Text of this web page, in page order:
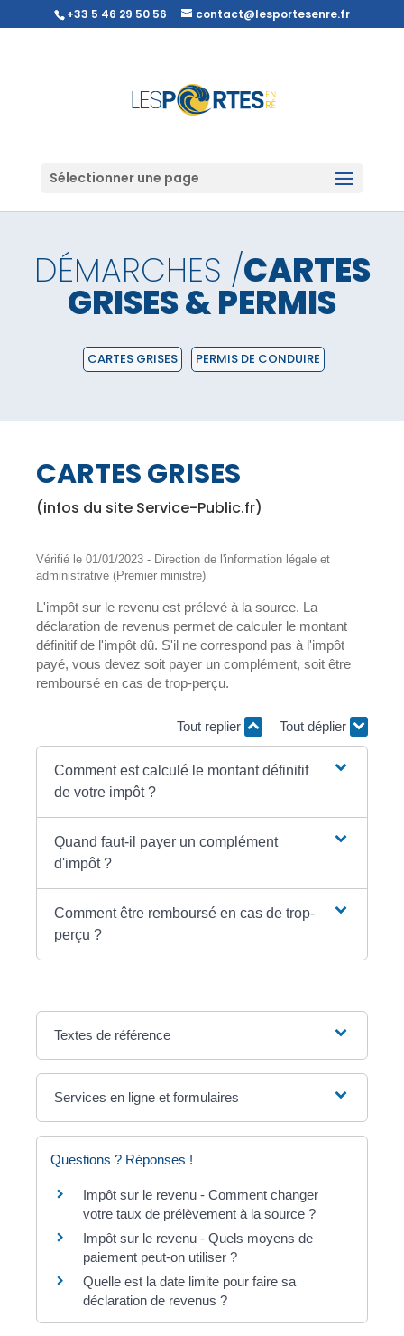
+33 5 46 29 50 56 contact@lesportesenre.fr
Sélectionner une page
DÉMARCHES /CARTES
GRISES & PERMIS
CARTES GRISES PERMIS DE CONDUIRE
CARTES GRISES
(infos du site Service-Public.fr)
Vérifié le 01/01/2023 - Direction de l'information légale et
administrative (Premier ministre)
L'impôt sur le revenu est prélevé à la source. La
déclaration de revenus permet de calculer le montant
définitif de l'impôt dû. S'il ne correspond pas à l'impôt
payé, vous devez soit payer un complément, soit être
remboursé en cas de trop-perçu.
Tout replier Tout déplier
Comment est calculé le montant définitif
de votre impôt ?
Quand faut-il payer un complément
d'impôt ?
Comment être remboursé en cas de trop-
perçu ?
Textes de référence
Services en ligne et formulaires
Questions ? Réponses !
Impôt sur le revenu - Comment changer
votre taux de prélèvement à la source ?
Impôt sur le revenu - Quels moyens de
paiement peut-on utiliser ?
Quelle est la date limite pour faire sa
déclaration de revenus ?